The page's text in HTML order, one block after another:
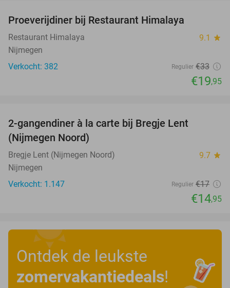
Proeverijdiner bij Restaurant Himalaya
Restaurant Himalaya 9.1 star
Nijmegen
Verkocht: 382
Regulier €33
€19,95
2-gangendiner à la carte bij Bregje Lent
(Nijmegen Noord)
Bregje Lent (Nijmegen Noord) 9.7 star
Nijmegen
Verkocht: 1.147
Regulier €17
€14,95
Ontdek de leukste
zomervakantiedeals!